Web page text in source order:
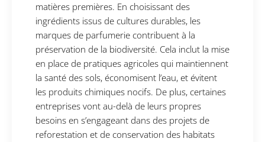
matières premières. En choisissant des
ingrédients issus de cultures durables, les
marques de parfumerie contribuent à la
préservation de la biodiversité. Cela inclut la mise
en place de pratiques agricoles qui maintiennent
la santé des sols, économisent l’eau, et évitent
les produits chimiques nocifs. De plus, certaines
entreprises vont au-delà de leurs propres
besoins en s’engageant dans des projets de
reforestation et de conservation des habitats